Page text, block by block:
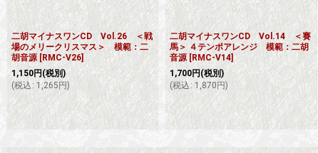
二胡マイナスワンCD Vol.26 ＜戦
場のメリークリスマス＞ 模範：二
胡音源 [RMC-V26]
1,150円 (税別)
(税込 : 1,265 円)
二胡マイナスワンCD Vol.14 ＜賽
馬＞ ４テンポアレンジ 模範：二胡
音源 [RMC-V14]
1,700円 (税別)
(税込 : 1,870 円)